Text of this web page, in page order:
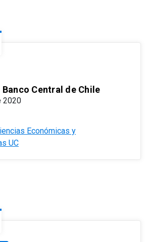
Central de Chile
2020
Económicas y
UC